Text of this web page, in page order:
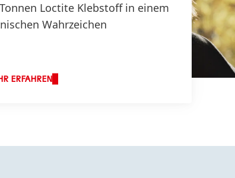
Loctite Klebstoff in einem
Wahrzeichen
ERFAHREN